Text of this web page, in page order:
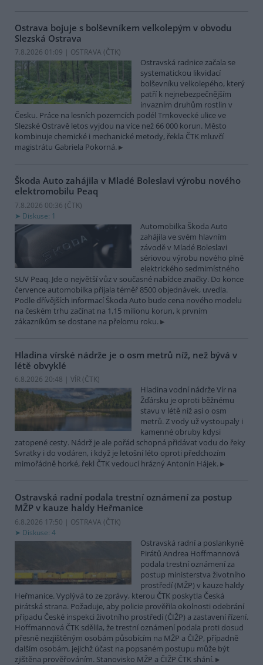
Ostrava bojuje s bolševníkem velkolepým v obvodu
Slezská Ostrava
7.8.2026 01:09 | OSTRAVA (ČTK)
Ostravská radnice začala se
systematickou likvidací
bolševníku velkolepého, který
patří k nejnebezpečnějším
invazním druhům rostlin v
Česku. Práce na lesních pozemcích podél Trnkovecké ulice ve
Slezské Ostravě letos vyjdou na více než 66 000 korun. Město
kombinuje chemické i mechanické metody, řekla ČTK mluvčí
magistrátu Gabriela Pokorná.
Škoda Auto zahájila v Mladé Boleslavi výrobu nového
elektromobilu Peaq
7.8.2026 00:36 (ČTK)
Diskuse: 1
Automobilka Škoda Auto
zahájila ve svém hlavním
závodě v Mladé Boleslavi
sériovou výrobu nového plně
elektrického sedmimístného
SUV Peaq. Jde o největší vůz v současné nabídce značky. Do konce
července automobilka přijala téměř 8500 objednávek, uvedla.
Podle dřívějších informací Škoda Auto bude cena nového modelu
na českém trhu začínat na 1,15 milionu korun, k prvním
zákazníkům se dostane na přelomu roku.
Hladina vírské nádrže je o osm metrů níž, než bývá v
létě obvyklé
6.8.2026 20:48 | VÍR (ČTK)
Hladina vodní nádrže Vír na
Žďársku je oproti běžnému
stavu v létě níž asi o osm
metrů. Z vody už vystoupaly i
kamenné obruby kdysi
zatopené cesty. Nádrž je ale pořád schopná přidávat vodu do řeky
Svratky i do vodáren, i když je letošní léto oproti předchozím
mimořádně horké, řekl ČTK vedoucí hrázný Antonín Hájek.
Ostravská radní podala trestní oznámení za postup
MŽP v kauze haldy Heřmanice
6.8.2026 17:50 | OSTRAVA (ČTK)
Diskuse: 4
Ostravská radní a poslankyně
Pirátů Andrea Hoffmannová
podala trestní oznámení za
postup ministerstva životního
prostředí (MŽP) v kauze haldy
Heřmanice. Vyplývá to ze zprávy, kterou ČTK poskytla Česká
pirátská strana. Požaduje, aby policie prověřila okolnosti odebrání
případu České inspekci životního prostředí (ČIŽP) a zastavení řízení.
Hoffmannová ČTK sdělila, že trestní oznámení podala proti dosud
přesně nezjištěným osobám působícím na MŽP a ČIŽP, případně
dalším osobám, jejichž účast na popsaném postupu může být
zjištěna prověřováním. Stanovisko MŽP a ČIŽP ČTK shání.